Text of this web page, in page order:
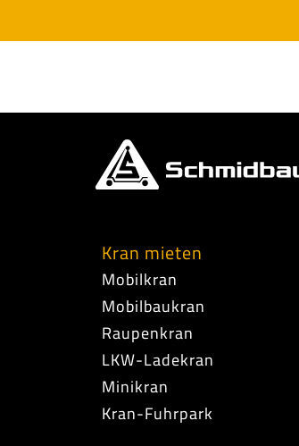
Kran mieten
Mobilkran
Mobilbaukran
Raupenkran
LKW-Ladekran
Minikran
Kran-Fuhrpark